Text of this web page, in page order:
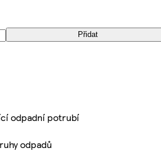
Přidat
odpadní potrubí
odpadů